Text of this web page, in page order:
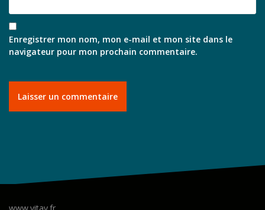
Enregistrer mon nom, mon e-mail et mon site dans le
navigateur pour mon prochain commentaire.